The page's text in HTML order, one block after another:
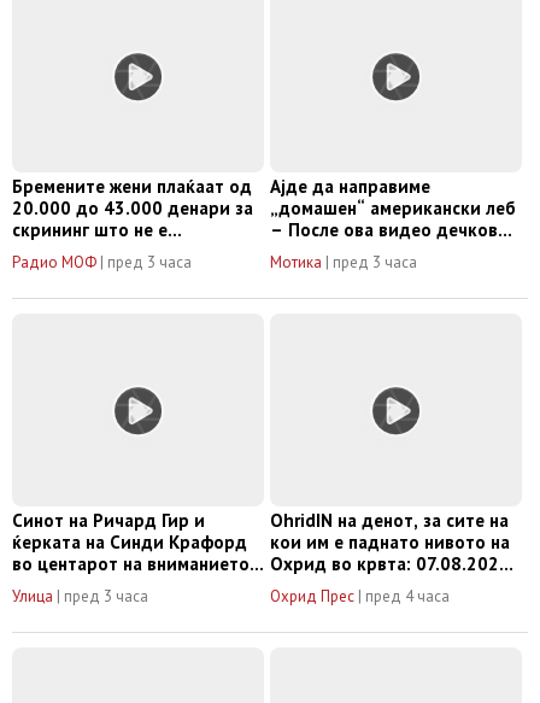
Брeмените жени плаќаат од
20.000 до 43.000 денари за
скрининг што не е
задолжителен, но се нуди
без системска евиденција
Радио МОФ | пред 3 часа
Ајде да направиме
„домашен“ американски леб
– После ова видео дечково
дефинитивно е следен од
владата за откривање на
вистината
Мотика | пред 3 часа
Синот на Ричард Гир и
ќерката на Синди Крафорд
во центарот на вниманието:
Воодушевија на премиерата
на серијата (ФОТО)
Улица | пред 3 часа
OhridIN на денот, за сите на
кои им е паднато нивото на
Охрид во крвта: 07.08.2026,
градска плажа „Грашница“
(Видео)
Охрид Прес | пред 4 часа